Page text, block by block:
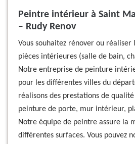
Peintre intérieur à Saint
– Rudy Renov
Vous souhaitez rénover ou réaliser
pièces intérieures (salle de bain,
Notre entreprise de peinture
pour les différentes villes du
réalisons des prestations de
peinture de porte, mur intérieur,
Notre équipe de peintre assure la
différentes surfaces. Vous pouvez